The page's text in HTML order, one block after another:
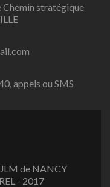
stratégique
appels ou SMS
de NANCY
- 2017